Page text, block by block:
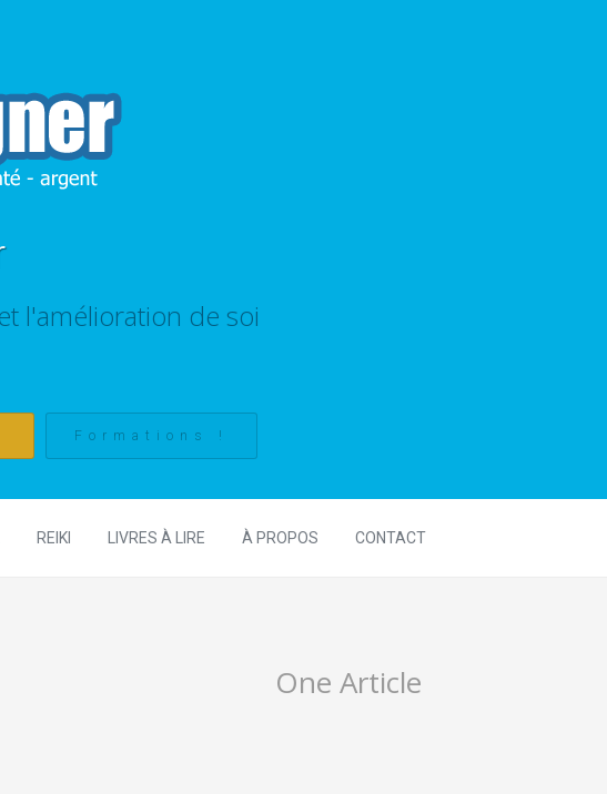
l'amélioration de soi
Formations !
REIKI LIVRES À LIRE À PROPOS CONTACT
One Article